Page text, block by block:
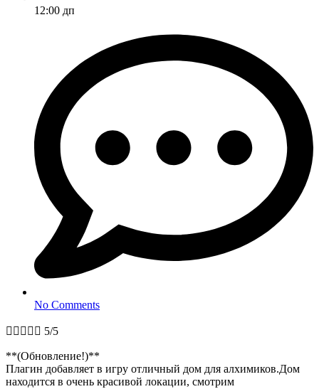
12:00 дп
No Comments
     5/5
**(Обновление!)**
Плагин добавляет в игру отличный дом для алхимиков.Дом
находится в очень красивой локации, смотрим